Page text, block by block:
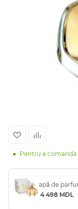
Pentru a comanda
apă de
4 498 MDL